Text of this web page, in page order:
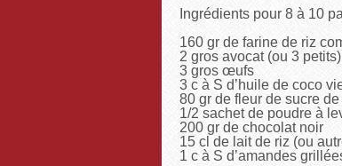
Ingrédients pour 8 à 10
160 gr de farine de riz
2 gros avocat (ou 3 petits)
3 gros œufs
3 c à S d’huile de coco
80 gr de fleur de sucre
1/2 sachet de poudre à
200 gr de chocolat noir
15 cl de lait de riz (ou
1 c à S d’amandes